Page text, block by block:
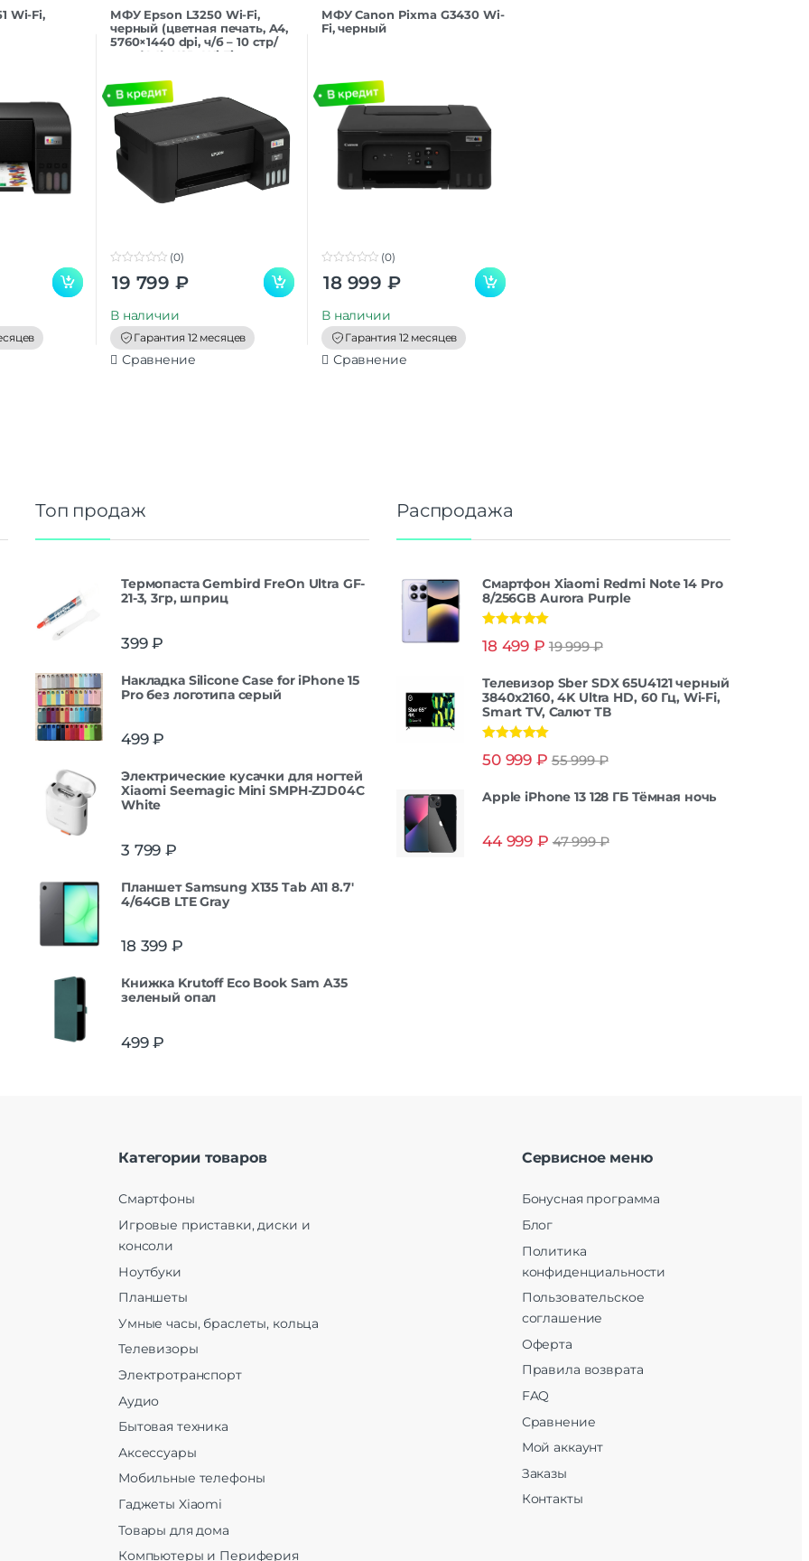
Wi-Fi,
МФУ Epson L3250 Wi-Fi,
черный (цветная печать, A4,
5760×1440 dpi, ч/б – 10 стр/
мин (А4), USB, Wi-Fi,
o
(0)
19 799 ₽
В наличии
Гарантия 12 месяцев
Сравнение
МФУ Canon Pixma G3430 Wi-
Fi, черный
o
(0)
18 999 ₽
В наличии
Гарантия 12 месяцев
Сравнение
Топ продаж
Термопаста Gembird FreOn Ultra GF-
21-3, 3гр, шприц
399₽
Накладка Silicone Case for iPhone 15
Pro без логотипа серый
499₽
Электрические кусачки для ногтей
Xiaomi Seemagic Mini SMPH-ZJD04C
White
3 799 ₽
Планшет Samsung X135 Tab A11 8.7'
4/64GB LTE Gray
18 399 ₽
Книжка Krutoff Eco Book Sam A35
зеленый опал
499₽
Распродажа
Смартфон Xiaomi Redmi Note 14 Pro
8/256GB Aurora Purple
из 5
18 499 ₽ 19 999₽
Телевизор Sber SDX 65U4121 черный
3840x2160, 4K Ultra HD, 60 Гц, Wi-Fi,
Smart TV, Салют ТВ
из 5
50 999 ₽ 55 999₽
Apple iPhone 13 128 ГБ Тёмная ночь
44 999 ₽ 47 999₽
Категории товаров
Смартфоны
Игровые приставки, диски и
консоли
Ноутбуки
Планшеты
Умные часы, браслеты, кольца
Телевизоры
Электротранспорт
Аудио
Бытовая техника
Аксессуары
Мобильные телефоны
Гаджеты Xiaomi
Товары для дома
Компьютеры и Периферия
Сервисное меню
Бонусная программа
Блог
Политика
конфиденциальности
Пользовательское
соглашение
Оферта
Правила возврата
FAQ
Сравнение
Мой аккаунт
Заказы
Контакты